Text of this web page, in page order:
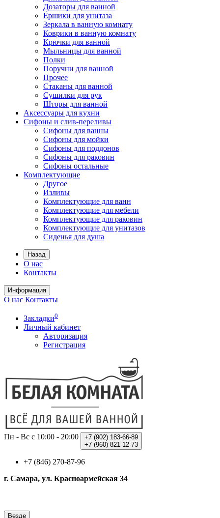
Дозаторы для ванной
Ёршики для унитаза
Зеркала в ванную комнату
Коврики в ванную комнату
Крючки для ванной
Мыльницы для ванной
Полки
Поручни для ванной
Прочее
Стаканы для ванной
Сушилки для рук
Шторы для ванной
Аксессуары для кухни
Сифоны и слив-переливы
Сифоны для ванны
Сифоны для мойки
Сифоны для поддонов
Сифоны для раковин
Сифоны остальные
Комплектующие
Другое
Изливы
Комплектующие для ванн
Комплектующие для мебели
Комплектующие для раковин
Комплектующие для унитазов
Сиденья для душа
Назад
О нас
Контакты
Информация
О нас Контакты
Закладки0
Личный кабинет
Авторизация
Регистрация
Пн - Вс с 10:00 - 20:00 +7 (902) 183-66-89
+7 (960) 821-12-73
+7 (846) 270-87-96
г. Самара, ул. Красноармейская 34
Везде